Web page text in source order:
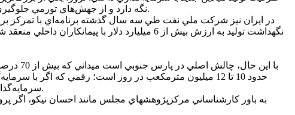
نگه دارد و از جهش‌هاي تورمي جلوگيري کند. دولت اين کشور در گزارش سال 2023 خود تأکيد کرده که «ثبات توليد انرژي مهم‌ترين ابزار دولت براي کنترل تورم» بوده است.
با
سرمايه‌گذاري جديد براي توسعه لايه‌هاي عميق انجام داده است. ايران براي حفظ توازن نيازمند سرمايه‌گذاري مشابه با اتکا به منابع داخلي است.
به باور کارشناساني مرکزپژوهشهاي مجلس مانند احسان نيکو، اگر